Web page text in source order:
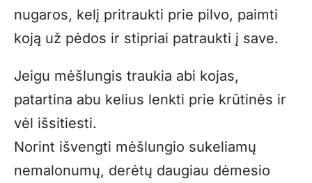
nugaros, kelį pritraukti prie pilvo, paimti
koją už pėdos ir stipriai patraukti į save.
Jeigu mėšlungis traukia abi kojas,
patartina abu kelius lenkti prie krūtinės ir
vėl išsitiesti.
Norint išvengti mėšlungio sukeliamų
nemalonumų, derėtų daugiau dėmesio